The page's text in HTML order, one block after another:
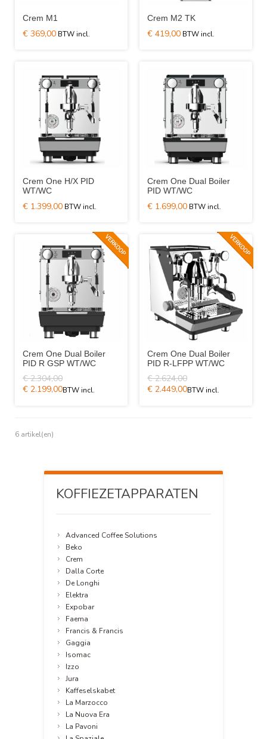
Crem M1
€ 369,00
Crem M2 TK
€ 419,00
Crem One H/X PID
WT/WC
€ 1.399,00
Crem One Dual Boiler
PID WT/WC
€ 1.699,00
Crem One Dual Boiler
PID R GSP WT/WC
€ 2.304,00
€ 2.199,00
Crem One Dual Boiler
PID R-LFPP WT/WC
€ 2.624,00
€ 2.449,00
6 artikel(en)
KOFFIEZETAPPARATEN
Advanced Coffee Solutions
Beko
Crem
Dalla Corte
De Longhi
Elektra
Expobar
Faema
Francis & Francis
Gaggia
Isomac
Izzo
Jura
Kaffeselskabet
La Marzocco
La Nuova Era
La Pavoni